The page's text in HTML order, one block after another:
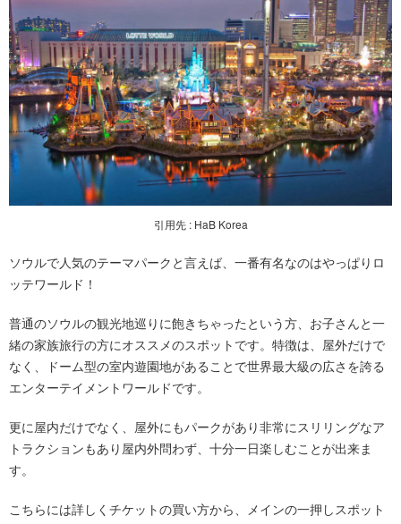
引用先 : HaB Korea
ソウルで人気のテーマパークと言えば、一番有名なのはやっぱりロ
ッテワールド！
普通のソウルの観光地巡りに飽きちゃったという方、お子さんと一
緒の家族旅行の方にオススメのスポットです。特徴は、屋外だけで
なく、ドーム型の室内遊園地があることで世界最大級の広さを誇る
エンターテイメントワールドです。
更に屋内だけでなく、屋外にもパークがあり非常にスリリングなア
トラクションもあり屋内外問わず、十分一日楽しむことが出来ま
す。
こちらには詳しくチケットの買い方から、メインの一押しスポット